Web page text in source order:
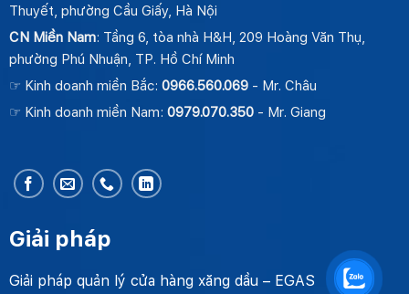
Thuyết, phường Cầu Giấy, Hà Nội
CN Miền Nam: Tầng 6, tòa nhà H&H, 209 Hoàng Văn Thụ,
phường Phú Nhuận, TP. Hồ Chí Minh
☞ Kinh doanh miền Bắc: 0966.560.069- Mr. Châu
☞ Kinh doanh miền Nam: 0979.070.350- Mr. Giang
Giải pháp
Giải pháp quản lý cửa hàng xăng dầu – EGAS